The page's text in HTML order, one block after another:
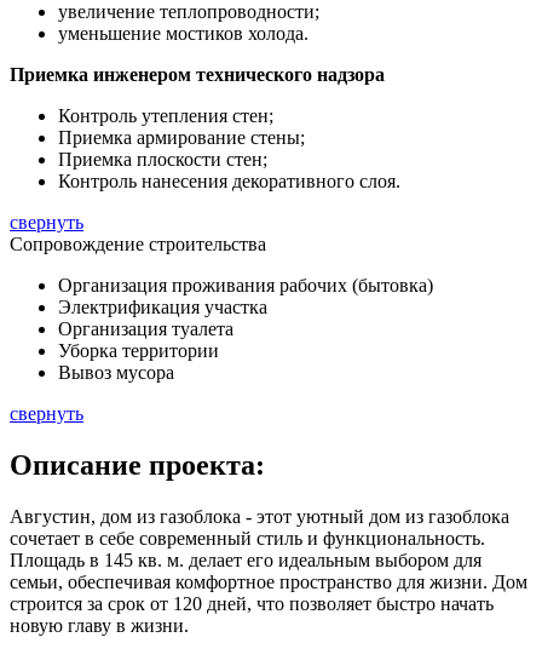
увеличение теплопроводности;
уменьшение мостиков холода.
Приемка инженером технического надзора
Контроль утепления стен;
Приемка армирование стены;
Приемка плоскости стен;
Контроль нанесения декоративного слоя.
свернуть
Сопровождение строительства
Организация проживания рабочих (бытовка)
Электрификация участка
Организация туалета
Уборка территории
Вывоз мусора
свернуть
Описание проекта:
Августин, дом из газоблока - этот уютный дом из газоблока
сочетает в себе современный стиль и функциональность.
Площадь в 145 кв. м. делает его идеальным выбором для
семьи, обеспечивая комфортное пространство для жизни. Дом
строится за срок от 120 дней, что позволяет быстро начать
новую главу в жизни.